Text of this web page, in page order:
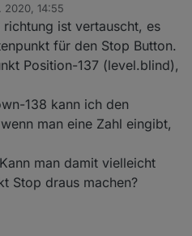
bedeutet es 100% Licht
100% Dunkelheit. Im
keine einheitliche
Kann jarvis das irgendwie (via
Ich meine das irgendwann mal
gesehen zu haben, aber weil
gespielt hat, habe ich es
2020, 14:55
ist vertauscht, es
für den Stop Button.
Position-137 (level.blind),
138 kann ich den
man eine Zahl eingibt,
man damit vielleicht
Stop draus machen?